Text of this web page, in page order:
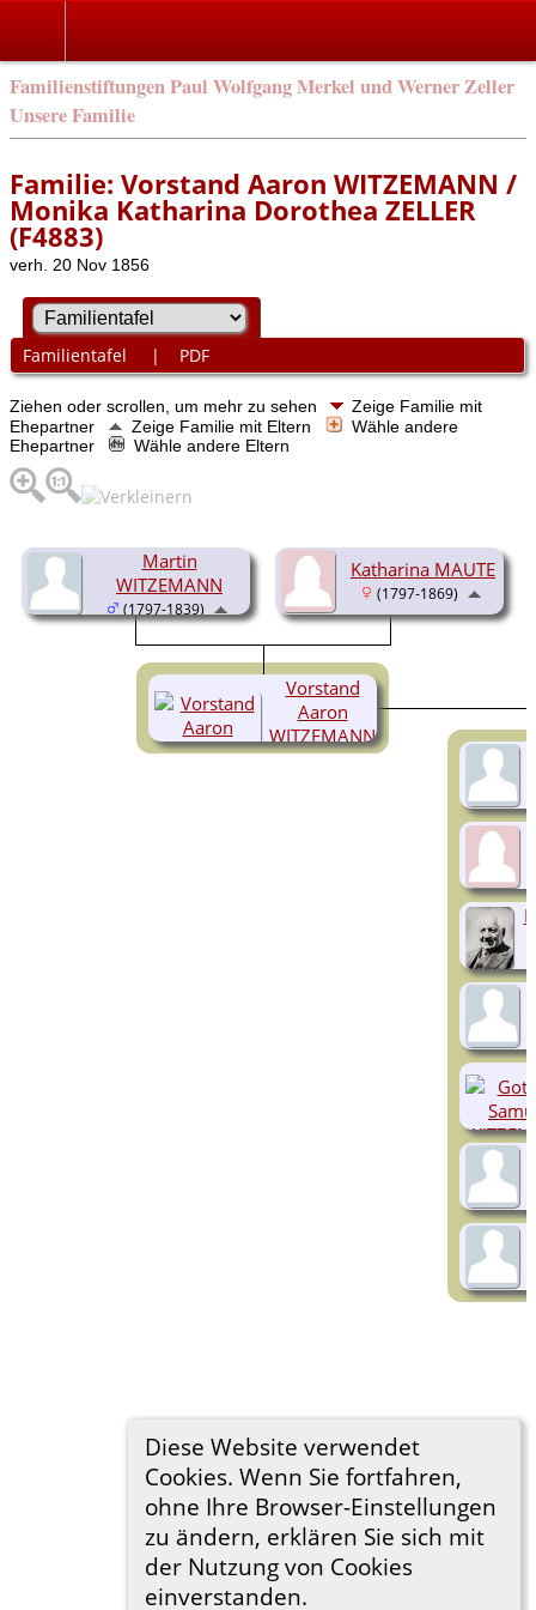
Familienstiftungen Paul Wolfgang Merkel und Werner Zeller
Unsere Familie
Diese Website verwendet
Cookies. Wenn Sie fortfahren,
ohne Ihre Browser-Einstellungen
zu ändern, erklären Sie sich mit
der Nutzung von Cookies
einverstanden.
Familie: Vorstand Aaron WITZEMANN /
Monika Katharina Dorothea ZELLER
(F4883)
verh. 20 Nov 1856
Familientafel | PDF
Ziehen oder scrollen, um mehr zu sehen
Zeige Familie mit
Ehepartner
Zeige Familie mit Eltern
Wähle andere
Ehepartner
Wähle andere Eltern
Martin
WITZEMANN
(1797-1839)
Katharina MAUTE
(1797-1869)
Vorstand
Aaron
WITZEMANN
(1827-1909)